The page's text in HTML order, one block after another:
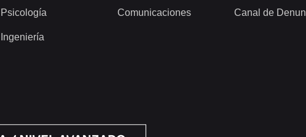
Psicología
Ingeniería
Comunicaciones Canal de